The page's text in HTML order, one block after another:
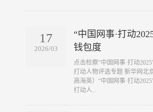
17
2026/03
“中国网事·打动
钱包度
点击检察“中国网事·打动
打动人物评选专题 新华网北
高海英）“中国网事·打动
打动人...